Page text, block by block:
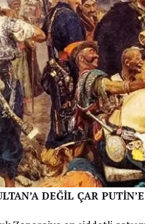
DEĞİL ÇAR